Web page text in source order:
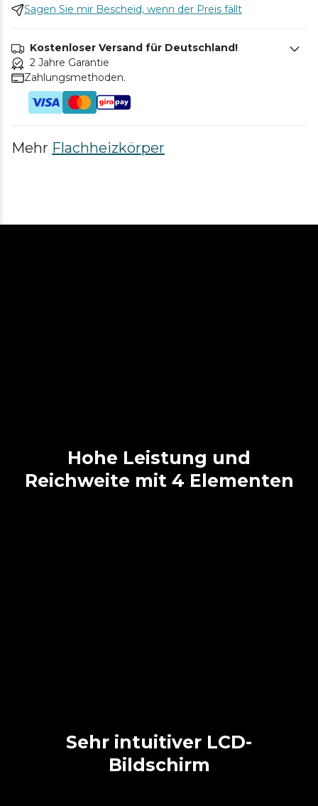
Sagen Sie mir Bescheid, wenn der Preis fällt
Kostenloser Versand für Deutschland!
2 Jahre Garantie
Zahlungsmethoden.
Mehr Flachheizkörper
Hohe Leistung und
Reichweite mit 4 Elementen
Sehr intuitiver LCD-
Bildschirm